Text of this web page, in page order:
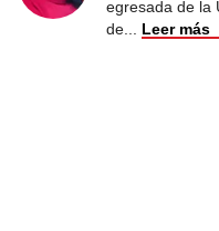
egresada de la
de
Leer más